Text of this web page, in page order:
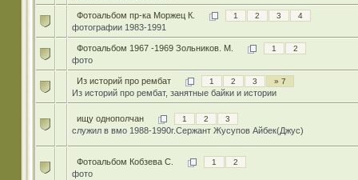
Фотоальбом пр-ка Моржец К. 1 2 3 4
фотографии 1983-1991
Фотоальбом 1967 -1969 Зольников. М. 1 2
фото
Из историй про рембат 1 2 3 » 7
Из историй про рембат, занятные байки и истории
ищу однополчан 1 2 3
служил в вмо 1988-1990г.Сержант Жусупов Айбек(Джус)
Фотоальбом Кобзева С. 1 2
фото